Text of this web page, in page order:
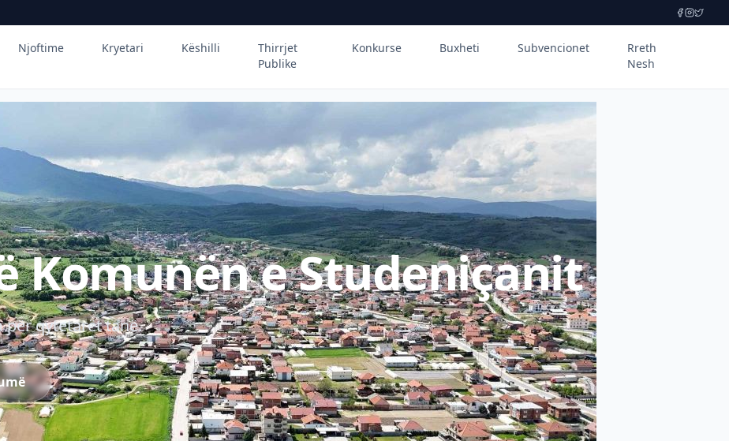
Njoftime Kryetari Këshilli
Thirrjet
Publike
Konkurse Buxheti Subvencionet
Rreth
Nesh
Komunën e Studeniçanit
për qytetarët tanë.